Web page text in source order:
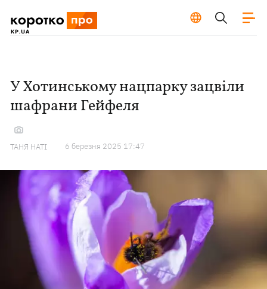
У Хотинському нацпарку зацвіли
шафрани Гейфеля
ТАНЯ НАТІ 6 березня 2025 17:47